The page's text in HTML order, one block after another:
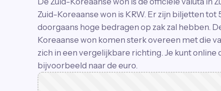
Zuid-Koreaanse won is KRW. Er zijn biljetten
doorgaans hoge bedragen op zak zal hebben.
Koreaanse won komen sterk overeen met die
zich in een vergelijkbare richting. Je kunt
bijvoorbeeld naar de euro.